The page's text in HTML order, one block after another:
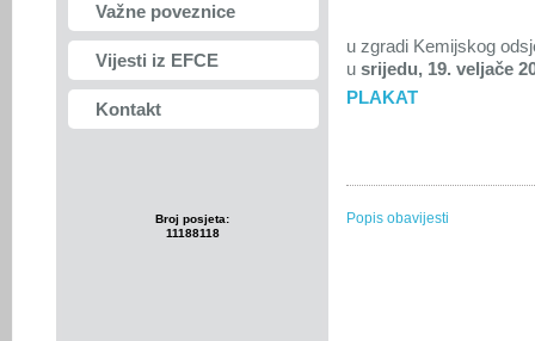
Važne poveznice
Vijesti iz EFCE
Kontakt
Broj posjeta:
11188118
u zgradi Kemijskog
u srijedu, 19. veljače
PLAKAT
Popis obavijesti